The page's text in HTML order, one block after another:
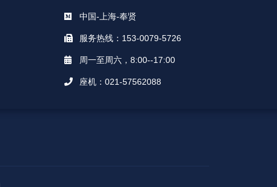
中国-上海-奉贤
服务热线：153-0079-5726
周一至周六，8:00--17:00
座机：021-57562088